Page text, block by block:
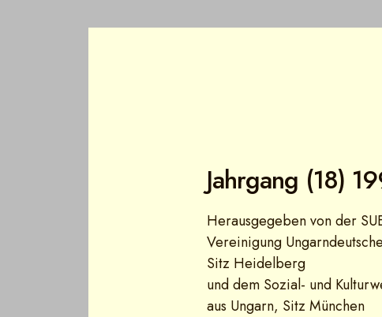
Jahrgang (18)
Herausgegeben von der
Vereinigung
Sitz Heidelberg
und dem Sozial- und
aus Ungarn, Sitz München